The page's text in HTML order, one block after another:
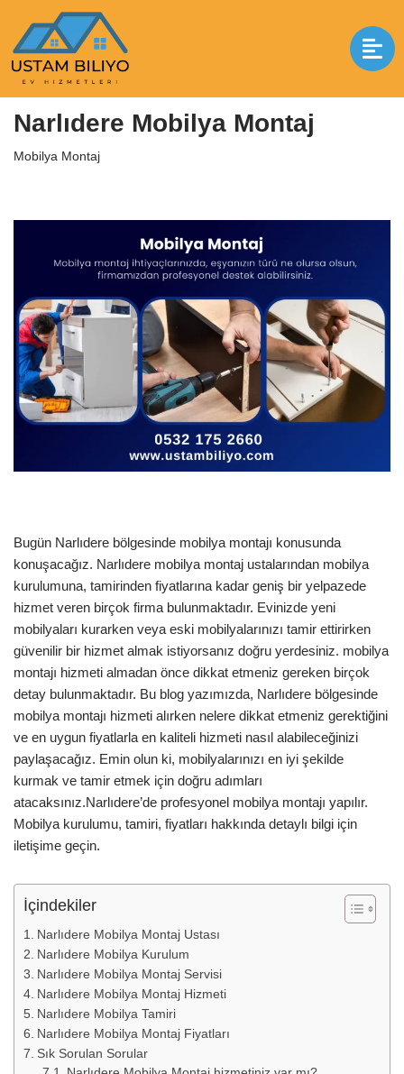
İçeriğe
geç
Anasayfa|Mobilya Montaj
Narlıdere Mobilya Montaj
Mobilya Montaj
Bugün Narlıdere bölgesinde mobilya montajı konusunda
konuşacağız. Narlıdere mobilya montaj ustalarından mobilya
kurulumuna, tamirinden fiyatlarına kadar geniş bir yelpazede
hizmet veren birçok firma bulunmaktadır. Evinizde yeni
mobilyaları kurarken veya eski mobilyalarınızı tamir ettirirken
güvenilir bir hizmet almak istiyorsanız doğru yerdesiniz. mobilya
montajı hizmeti almadan önce dikkat etmeniz gereken birçok
detay bulunmaktadır. Bu blog yazımızda, Narlıdere bölgesinde
mobilya montajı hizmeti alırken nelere dikkat etmeniz gerektiğini
ve en uygun fiyatlarla en kaliteli hizmeti nasıl alabileceğinizi
paylaşacağız. Emin olun ki, mobilyalarınızı en iyi şekilde
kurmak ve tamir etmek için doğru adımları
atacaksınız.Narlıdere’de profesyonel mobilya montajı yapılır.
Mobilya kurulumu, tamiri, fiyatları hakkında detaylı bilgi için
iletişime geçin.
İçindekiler
Narlıdere Mobilya Montaj Ustası
Narlıdere Mobilya Kurulum
Narlıdere Mobilya Montaj Servisi
Narlıdere Mobilya Montaj Hizmeti
Narlıdere Mobilya Tamiri
Narlıdere Mobilya Montaj Fiyatları
Sık Sorulan Sorular